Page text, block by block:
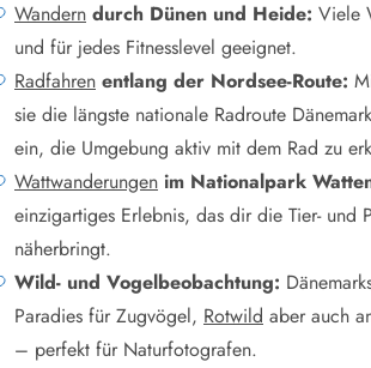
Wandern durch Dünen und Heide: Viele
und für jedes Fitnesslevel geeignet.
Radfahren entlang der Nordsee-Route:
sie die längste nationale Radroute
ein, die Umgebung aktiv mit dem Rad zu
Wattwanderungen im Nationalpark
einzigartiges Erlebnis, das dir die Tier- und
näherbringt.
Wild- und Vogelbeobachtung:
Paradies für Zugvögel, Rotwild aber auch
– perfekt für Naturfotografen.